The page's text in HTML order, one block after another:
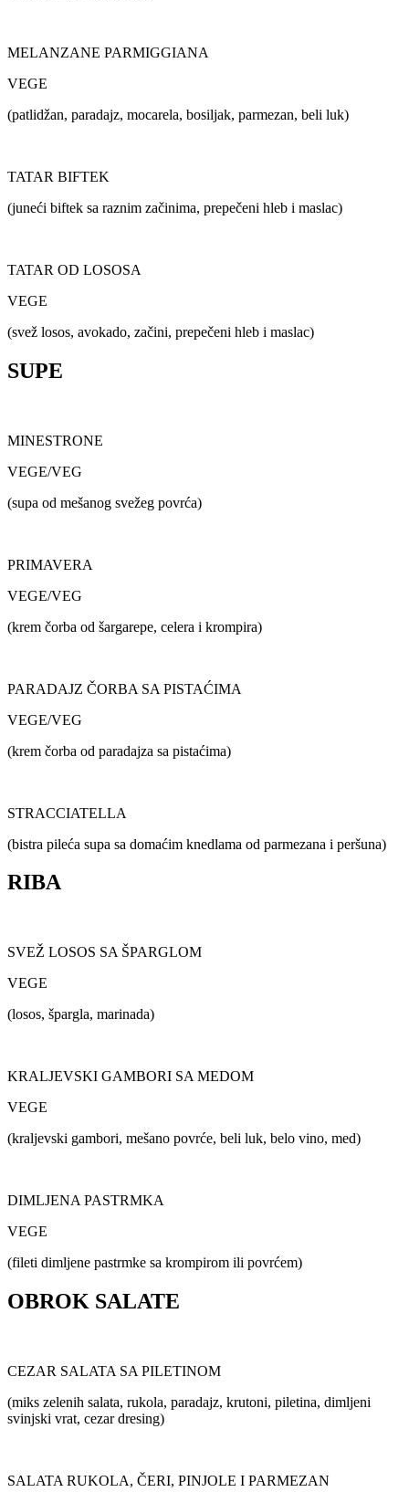
MELANZANE PARMIGGIANA
VEGE
(patlidžan, paradajz, mocarela, bosiljak, parmezan, beli luk)
TATAR BIFTEK
(juneći biftek sa raznim začinima, prepečeni hleb i maslac)
TATAR OD LOSOSA
VEGE
(svež losos, avokado, začini, prepečeni hleb i maslac)
SUPE
MINESTRONE
VEGE/VEG
(supa od mešanog svežeg povrća)
PRIMAVERA
VEGE/VEG
(krem čorba od šargarepe, celera i krompira)
PARADAJZ ČORBA SA PISTAĆIMA
VEGE/VEG
(krem čorba od paradajza sa pistaćima)
STRACCIATELLA
(bistra pileća supa sa domaćim knedlama od parmezana i peršuna)
RIBA
SVEŽ LOSOS SA ŠPARGLOM
VEGE
(losos, špargla, marinada)
KRALJEVSKI GAMBORI SA MEDOM
VEGE
(kraljevski gambori, mešano povrće, beli luk, belo vino, med)
DIMLJENA PASTRMKA
VEGE
(fileti dimljene pastrmke sa krompirom ili povrćem)
OBROK SALATE
CEZAR SALATA SA PILETINOM
(miks zelenih salata, rukola, paradajz, krutoni, piletina, dimljeni
svinjski vrat, cezar dresing)
SALATA RUKOLA, ČERI, PINJOLE I PARMEZAN